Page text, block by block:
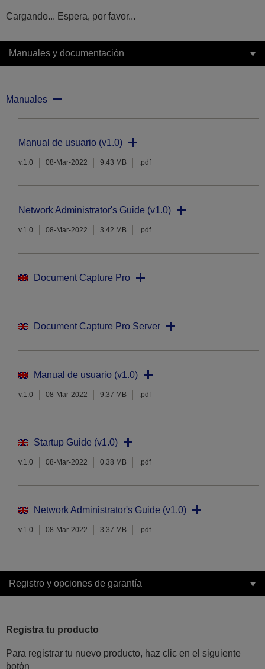
Cargando... Espera, por favor...
Manuales y documentación
Manuales
Manual de usuario (v1.0)
v.1.0 08-Mar-2022 9.43 MB .pdf
Network Administrator's Guide (v1.0)
v.1.0 08-Mar-2022 3.42 MB .pdf
Document Capture Pro
Document Capture Pro Server
Manual de usuario (v1.0)
v.1.0 08-Mar-2022 9.37 MB .pdf
Startup Guide (v1.0)
v.1.0 08-Mar-2022 0.38 MB .pdf
Network Administrator's Guide (v1.0)
v.1.0 08-Mar-2022 3.37 MB .pdf
Registro y opciones de garantía
Registra tu producto
Para registrar tu nuevo producto, haz clic en el siguiente
botón